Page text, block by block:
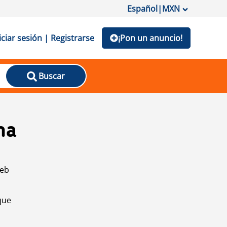
Español|MXN
sesión | Registrarse ¡Pon un anuncio!
Buscar